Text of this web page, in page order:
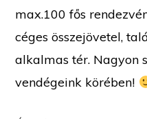
max.100 fős
céges összejövetel,
alkalmas tér. Nagyon
vendégeink körében!